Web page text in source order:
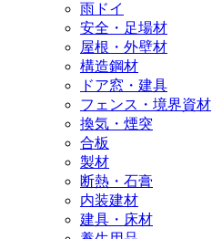
雨ドイ
安全・足場材
屋根・外壁材
構造鋼材
ドア窓・建具
フェンス・境界資材
換気・煙突
合板
製材
断熱・石膏
内装建材
建具・床材